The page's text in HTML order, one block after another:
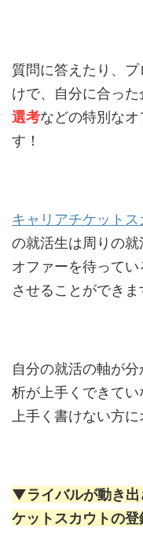
質問に答えたり、
けで、自分に合った
選考などの特別な
す！
キャリアチケットス
の就活生は周りの
オファーを待って
させることができま
自分の就活の軸が
析が上手くできて
上手く書けない方に
▼ライバルが動き出
ケットスカウトの